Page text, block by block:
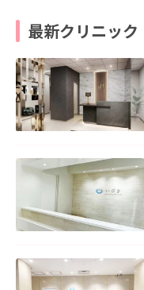
最新クリニック